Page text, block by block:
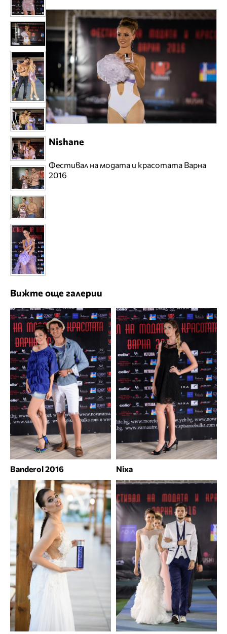
Nishane
Фестивал на модата и красотата Варна
2016
Вижте още галерии
Banderol 2016 Nixa